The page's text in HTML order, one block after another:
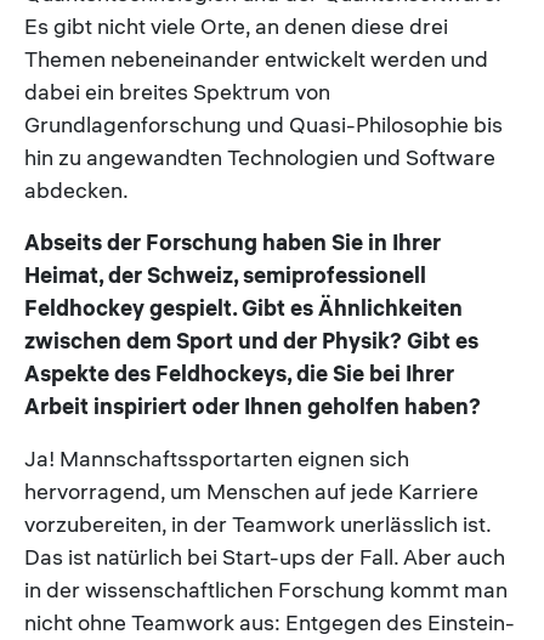
Es gibt nicht viele Orte, an denen diese drei
Themen nebeneinander entwickelt werden und
dabei ein breites Spektrum von
Grundlagenforschung und Quasi-Philosophie bis
hin zu angewandten Technologien und Software
abdecken.
Abseits der Forschung haben Sie in Ihrer
Heimat, der Schweiz, semiprofessionell
Feldhockey gespielt. Gibt es Ähnlichkeiten
zwischen dem Sport und der Physik? Gibt es
Aspekte des Feldhockeys, die Sie bei Ihrer
Arbeit inspiriert oder Ihnen geholfen haben?
Ja! Mannschaftssportarten eignen sich
hervorragend, um Menschen auf jede Karriere
vorzubereiten, in der Teamwork unerlässlich ist.
Das ist natürlich bei Start-ups der Fall. Aber auch
in der wissenschaftlichen Forschung kommt man
nicht ohne Teamwork aus: Entgegen des Einstein-